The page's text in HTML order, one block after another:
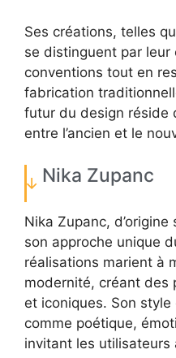
Ses créations, telles
se distinguent par leur
conventions tout en
fabrication
futur du design réside
entre l’ancien et le
Nika Zupanc
Nika Zupanc,
son approche unique
réalisations marient à
modernité, créant des
et iconiques. Son
comme poétique,
invitant les utilisateurs